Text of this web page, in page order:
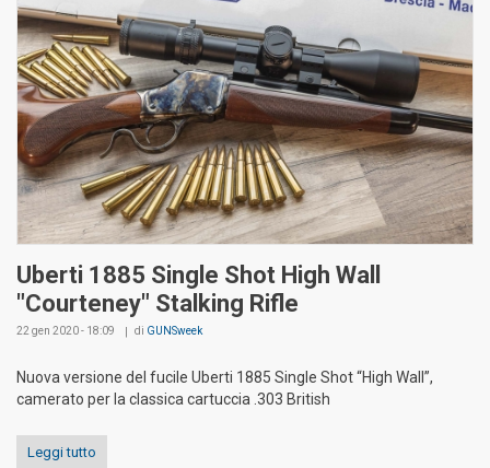
Uberti 1885 Single Shot High Wall
"Courteney" Stalking Rifle
22 gen 2020 - 18:09 di GUNSweek
Nuova versione del fucile Uberti 1885 Single Shot “High Wall”,
camerato per la classica cartuccia .303 British
Leggi tutto